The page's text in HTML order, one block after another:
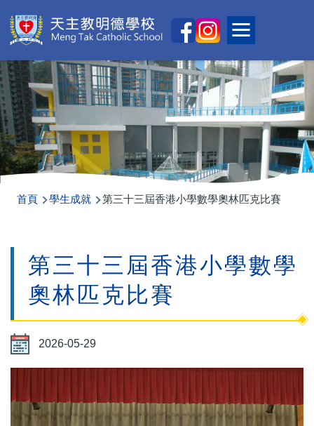
Toggle
Main
導
連
首頁 學生成就 第三十三屆香港小學數學奧林匹克比賽
第三十三屆香港小學數學
奧林匹克比賽
2026-05-29